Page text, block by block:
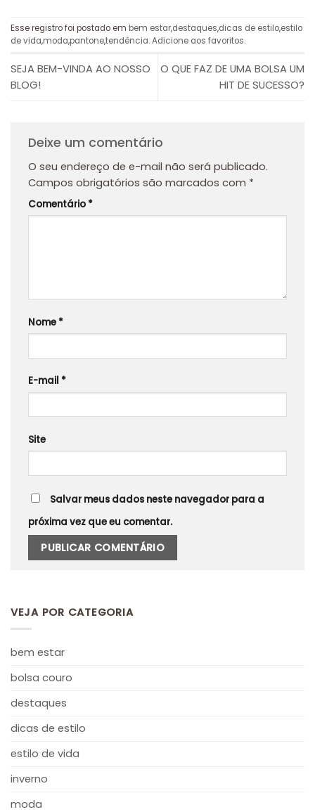
Esse registro foi postado em bem estar,destaques,dicas de estilo,estilo
de vida,moda,pantone,tendência.Adicione aos favoritos.
SEJA BEM-VINDA AO NOSSO
BLOG!
O QUE FAZ DE UMA BOLSA UM
HIT DE SUCESSO?
Deixe um comentário
O seu endereço de e-mail não será publicado.
Campos obrigatórios são marcados com *
Comentário *
Nome *
E-mail *
Site
Salvar meus dados neste navegador para a
próxima vez que eu comentar.
VEJA POR CATEGORIA
bem estar
bolsa couro
destaques
dicas de estilo
estilo de vida
inverno
moda